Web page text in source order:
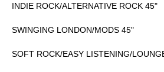
INDIE ROCK/ALTERNATIVE ROCK 45"
SWINGING LONDON/MODS 45"
SOFT ROCK/EASY LISTENING/